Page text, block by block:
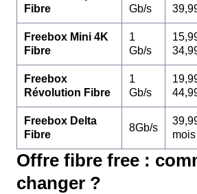
Fibre
Gb/s
Freebox Mini 4K
Fibre
1
Gb/s
Freebox
Révolution Fibre
1
Gb/s
Freebox Delta
Fibre
8Gb/s
Offre fibre free :
changer ?